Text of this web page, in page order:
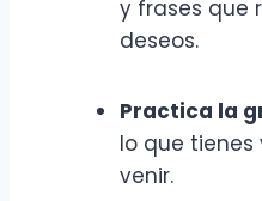
y frases que
deseos.
Practica la
lo que tienes
venir.